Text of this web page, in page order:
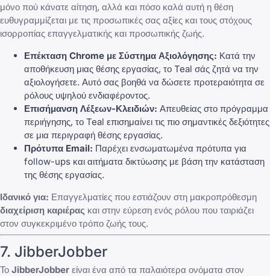
μόνο πού κάνατε αίτηση, αλλά και πόσο καλά αυτή η θέση
ευθυγραμμίζεται με τις προσωπικές σας αξίες και τους στόχους
ισορροπίας επαγγελματικής και προσωπικής ζωής.
Επέκταση Chrome με Σύστημα Αξιολόγησης: Κατά την
αποθήκευση μιας θέσης εργασίας, το Teal σάς ζητά να την
αξιολογήσετε. Αυτό σας βοηθά να δώσετε προτεραιότητα σε
ρόλους υψηλού ενδιαφέροντος.
Επισήμανση Λέξεων-Κλειδιών: Απευθείας στο πρόγραμμα
περιήγησης, το Teal επισημαίνει τις πιο σημαντικές δεξιότητες
σε μια περιγραφή θέσης εργασίας.
Πρότυπα Email: Παρέχει ενσωματωμένα πρότυπα για
follow-ups και αιτήματα δικτύωσης με βάση την κατάσταση
της θέσης εργασίας.
Ιδανικό για: Επαγγελματίες που εστιάζουν στη μακροπρόθεσμη
διαχείριση καριέρας και στην εύρεση ενός ρόλου που ταιριάζει
στον συγκεκριμένο τρόπο ζωής τους.
7. JibberJobber
Το JibberJobber είναι ένα από τα παλαιότερα ονόματα στον